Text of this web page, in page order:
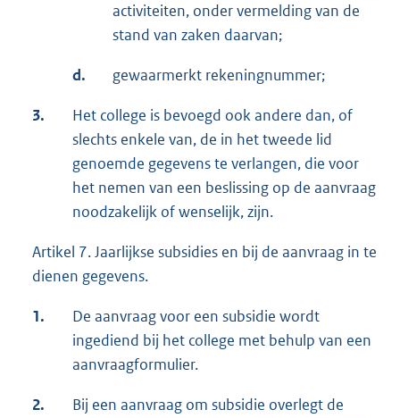
activiteiten, onder vermelding van de
stand van zaken daarvan;
d. gewaarmerkt rekeningnummer;
3.
Het college is bevoegd ook andere dan, of
slechts enkele van, de in het tweede lid
genoemde gegevens te verlangen, die voor
het nemen van een beslissing op de aanvraag
noodzakelijk of wenselijk, zijn.
Artikel 7. Jaarlijkse subsidies en bij de aanvraag in te
dienen gegevens.
1.
De aanvraag voor een subsidie wordt
ingediend bij het college met behulp van een
aanvraagformulier.
2.
Bij een aanvraag om subsidie overlegt de